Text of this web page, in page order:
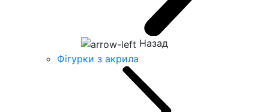
Назад
Фігурки з акрила